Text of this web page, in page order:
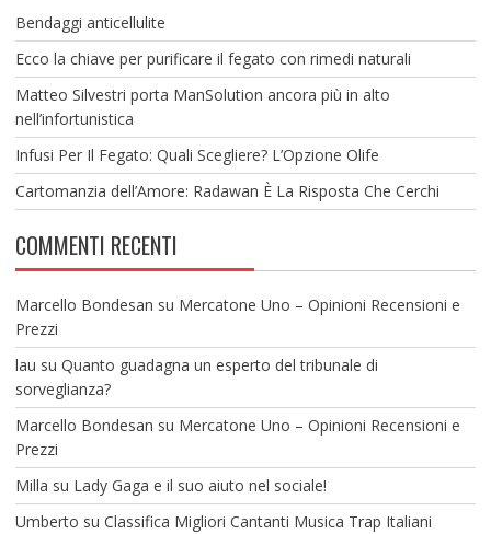
Bendaggi anticellulite
Ecco la chiave per purificare il fegato con rimedi naturali
Matteo Silvestri porta ManSolution ancora più in alto
nell’infortunistica
Infusi Per Il Fegato: Quali Scegliere? L’Opzione Olife
Cartomanzia dell’Amore: Radawan È La Risposta Che Cerchi
COMMENTI RECENTI
Marcello Bondesan su Mercatone Uno – Opinioni Recensioni e
Prezzi
lau su Quanto guadagna un esperto del tribunale di
sorveglianza?
Marcello Bondesan su Mercatone Uno – Opinioni Recensioni e
Prezzi
Milla su Lady Gaga e il suo aiuto nel sociale!
Umberto su Classifica Migliori Cantanti Musica Trap Italiani